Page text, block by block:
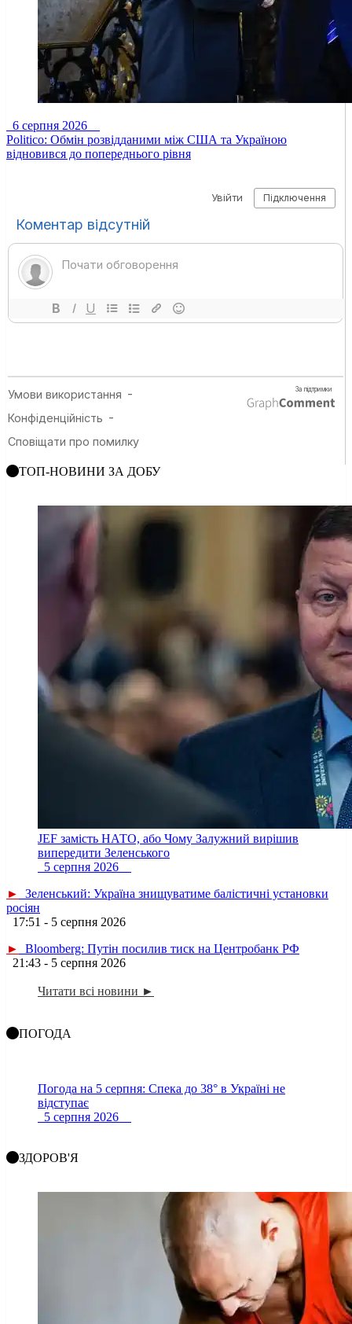
6 серпня 2026
Politico: Обмін розвідданими між США та Україною
відновився до попереднього рівня
ТОП-НОВИНИ ЗА ДОБУ
JEF замість НАТО, або Чому Залужний вирішив
випередити Зеленського
5 серпня 2026
►
Зеленський: Україна знищуватиме балістичні установки
росіян
17:51 - 5 серпня 2026
►
Bloomberg: Путін посилив тиск на Центробанк РФ
21:43 - 5 серпня 2026
Читати всі новини ►
ПОГОДА
Погода на 5 серпня: Спека до 38° в Україні не
відступає
5 серпня 2026
ЗДОРОВ'Я